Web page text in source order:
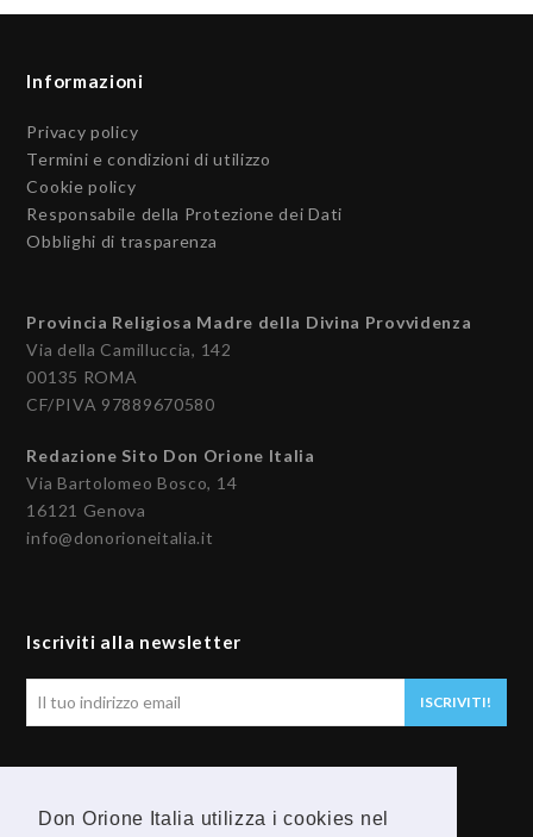
Don Orione Italia utilizza i cookies nel
Informazioni
Privacy policy
Termini e condizioni di utilizzo
Cookie policy
Responsabile della Protezione dei Dati
Obblighi di trasparenza
Provincia Religiosa Madre della Divina Provvidenza
Via della Camilluccia, 142
00135 ROMA
CF/PIVA 97889670580
Redazione Sito Don Orione Italia
Via Bartolomeo Bosco, 14
16121 Genova
info@donorioneitalia.it
Iscriviti alla newsletter
ISCRIVITI!